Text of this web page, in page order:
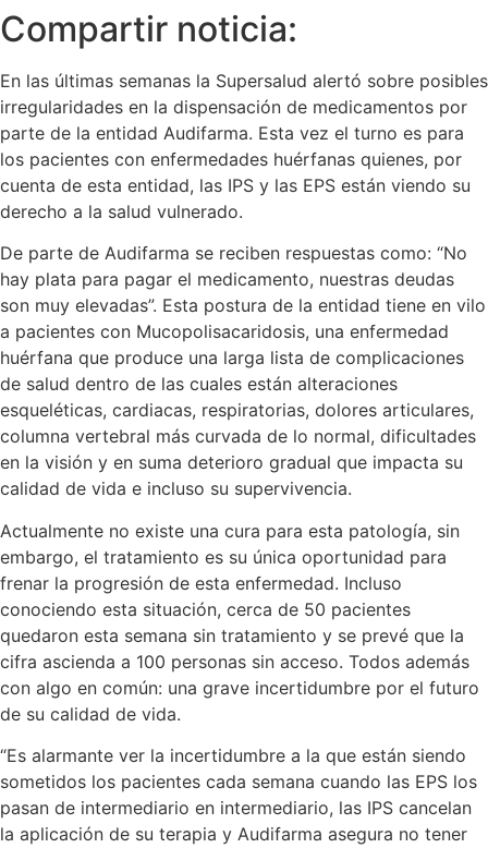
Compartir noticia:
En las últimas semanas la Supersalud alertó sobre posibles
irregularidades en la dispensación de medicamentos por
parte de la entidad Audifarma. Esta vez el turno es para
los pacientes con enfermedades huérfanas quienes, por
cuenta de esta entidad, las IPS y las EPS están viendo su
derecho a la salud vulnerado.
De parte de Audifarma se reciben respuestas como: “No
hay plata para pagar el medicamento, nuestras deudas
son muy elevadas”. Esta postura de la entidad tiene en vilo
a pacientes con Mucopolisacaridosis, una enfermedad
huérfana que produce una larga lista de complicaciones
de salud dentro de las cuales están alteraciones
esqueléticas, cardiacas, respiratorias, dolores articulares,
columna vertebral más curvada de lo normal, dificultades
en la visión y en suma deterioro gradual que impacta su
calidad de vida e incluso su supervivencia.
Actualmente no existe una cura para esta patología, sin
embargo, el tratamiento es su única oportunidad para
frenar la progresión de esta enfermedad. Incluso
conociendo esta situación, cerca de 50 pacientes
quedaron esta semana sin tratamiento y se prevé que la
cifra ascienda a 100 personas sin acceso. Todos además
con algo en común: una grave incertidumbre por el futuro
de su calidad de vida.
“Es alarmante ver la incertidumbre a la que están siendo
sometidos los pacientes cada semana cuando las EPS los
pasan de intermediario en intermediario, las IPS cancelan
la aplicación de su terapia y Audifarma asegura no tener